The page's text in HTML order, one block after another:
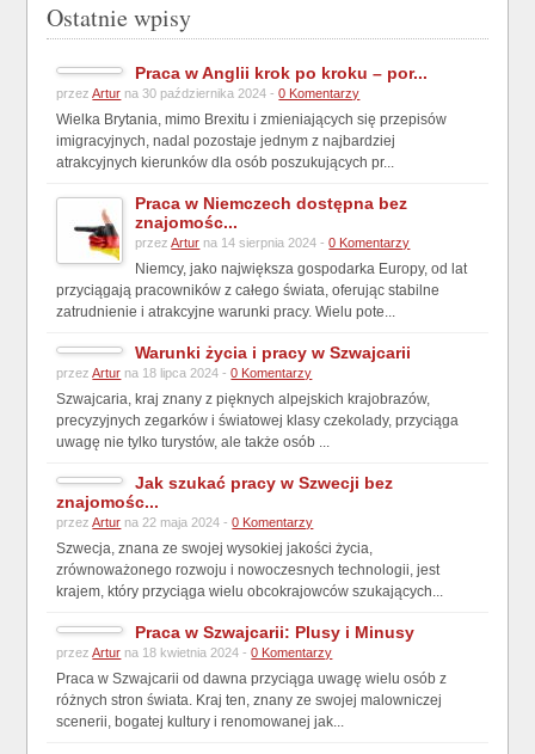
Ostatnie wpisy
Praca w Anglii krok po kroku – por...
przezArtur na 30 października 2024 -0 Komentarzy
Wielka Brytania, mimo Brexitu i zmieniających się przepisów
imigracyjnych, nadal pozostaje jednym z najbardziej
atrakcyjnych kierunków dla osób poszukujących pr...
Praca w Niemczech dostępna bez
znajomośc...
przezArtur na 14 sierpnia 2024 -0 Komentarzy
Niemcy, jako największa gospodarka Europy, od lat
przyciągają pracowników z całego świata, oferując stabilne
zatrudnienie i atrakcyjne warunki pracy. Wielu pote...
Warunki życia i pracy w Szwajcarii
przezArtur na 18 lipca 2024 -0 Komentarzy
Szwajcaria, kraj znany z pięknych alpejskich krajobrazów,
precyzyjnych zegarków i światowej klasy czekolady, przyciąga
uwagę nie tylko turystów, ale także osób ...
Jak szukać pracy w Szwecji bez
znajomośc...
przezArtur na 22 maja 2024 -0 Komentarzy
Szwecja, znana ze swojej wysokiej jakości życia,
zrównoważonego rozwoju i nowoczesnych technologii, jest
krajem, który przyciąga wielu obcokrajowców szukających...
Praca w Szwajcarii: Plusy i Minusy
przezArtur na 18 kwietnia 2024 -0 Komentarzy
Praca w Szwajcarii od dawna przyciąga uwagę wielu osób z
różnych stron świata. Kraj ten, znany ze swojej malowniczej
scenerii, bogatej kultury i renomowanej jak...